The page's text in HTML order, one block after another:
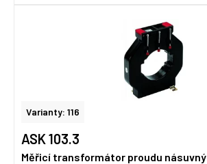
Varianty: 116
ASK 103.3
Měřicí transformátor proudu násuvný